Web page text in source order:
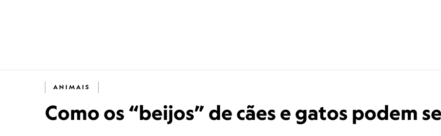
ANIMAIS
Como os “beijos” de cães e gatos podem